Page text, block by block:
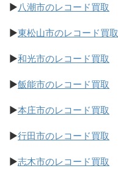
▶八潮市のレコード買取
▶東松山市のレコード買取
▶和光市のレコード買取
▶飯能市のレコード買取
▶本庄市のレコード買取
▶行田市のレコード買取
▶志木市のレコード買取